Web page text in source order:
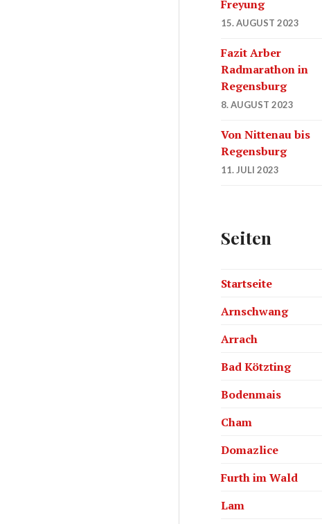
Freyung
15. AUGUST 2023
Fazit Arber
Radmarathon in
Regensburg
8. AUGUST 2023
Von Nittenau bis
Regensburg
11. JULI 2023
Seiten
Startseite
Arnschwang
Arrach
Bad Kötzting
Bodenmais
Cham
Domazlice
Furth im Wald
Lam